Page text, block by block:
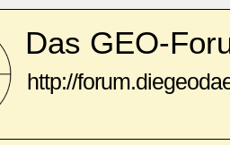
Das GEO-
http://